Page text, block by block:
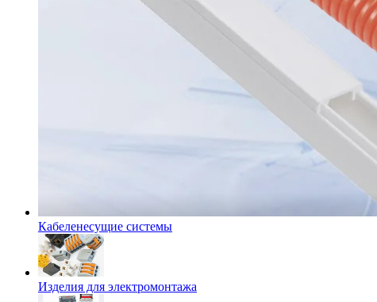
Кабеленесущие системы
Изделия для электромонтажа